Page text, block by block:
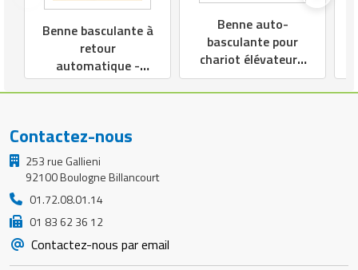
Benne basculante à
retour
automatique -
Volume de 300 à
Benne auto-
basculante pour
chariot élévateur -
Volume de 480 à
2500 L
Contactez-nous
253 rue Gallieni
92100 Boulogne Billancourt
01.72.08.01.14
01 83 62 36 12
Contactez-nous par email